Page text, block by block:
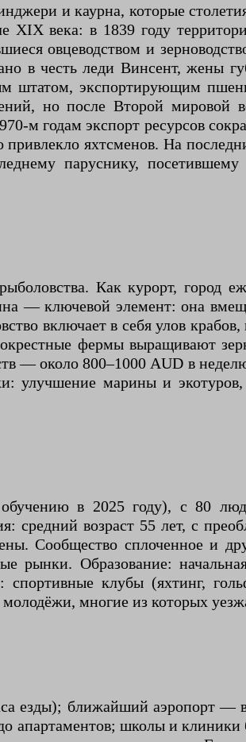
и каурна, которые
XIX века: в 1839 году
овцеводством и
в честь леди Винсент,
штатом, экспортирующим
но после Второй мировой
м годам экспорт ресурсов
яхтсменов. На
паруснику,
Как курорт, город
— ключевой элемент: она
включает в себя улов
фермы выращивают
— около 800–1000 AUD в
улучшение марины и
в 2025 году), с 80
возраст 55 лет, с
Сообщество сплоченное и
рынки. Образование:
клубы (яхтинг,
молодёжи, многие из которых
езды); ближайший аэропорт —
школы и